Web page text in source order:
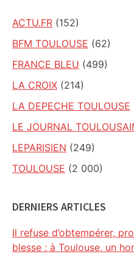
ACTU.FR (152)
BFM TOULOUSE (62)
FRANCE BLEU (499)
LA CROIX (214)
LA DEPECHE TOULOUSE
LE JOURNAL
LEPARISIEN (249)
TOULOUSE (2 000)
DERNIERS ARTICLES
Il refuse d’obtempérer,
blesse : à Toulouse, un